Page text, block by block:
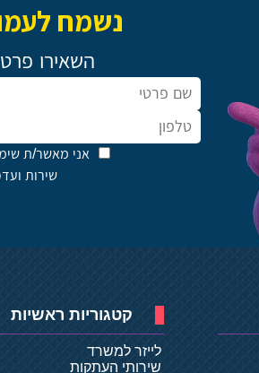
נשמח
השאירו
אני מאשר/ת
שירות
קטגוריות ראשיות
לייזר למשרד
שירותי העתקות